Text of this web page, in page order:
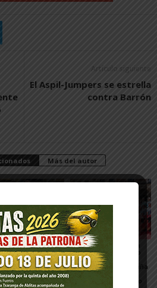
Artículo siguiente
El Aspil-Jumpers se estrella
contra Barrón
Más del autor
Monasterio será
del C.D.
«Queremos
que ilusione y
por los partidos»
El SDR Arenas supera
con éxito el gran reto
organizativo del
Campeonato de España
de Triatlón de Edad
Escolar y del XXV Reto